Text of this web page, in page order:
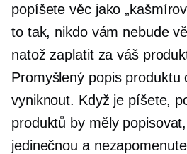
popíšete věc jako
to tak, nikdo vám nebude
natož zaplatit za váš
Promyšlený popis produktu
vyniknout. Když je píšete,
produktů by měly
jedinečnou a